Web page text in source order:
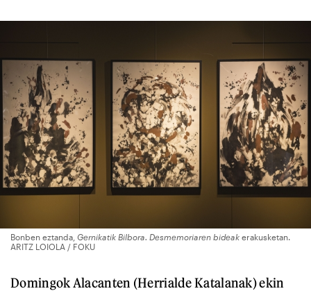
Bonben eztanda, Gernikatik Bilbora. Desmemoriaren bideak erakusketan.
ARITZ LOIOLA / FOKU
Domingok Alacanten (Herrialde Katalanak) ekin